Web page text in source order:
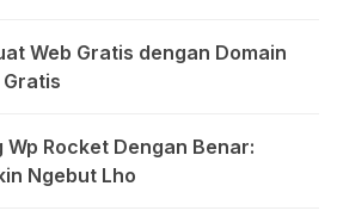
Web Gratis dengan Domain
Wp Rocket Dengan Benar:
Ngebut Lho